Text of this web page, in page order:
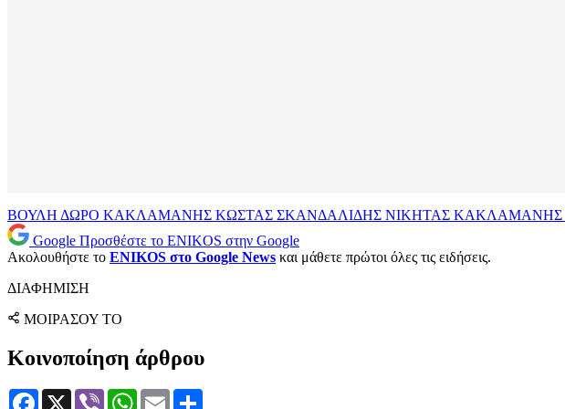
ΒΟΥΛΗ ΔΩΡΟ ΚΑΚΛΑΜΑΝΗΣ ΚΩΣΤΑΣ ΣΚΑΝΔΑΛΙΔΗΣ ΝΙΚΗΤΑΣ ΚΑΚΛΑΜΑΝΗΣ
Google Προσθέστε το ENIKOS στην Google
Ακολουθήστε το ENIKOS στο Google News και μάθετε πρώτοι όλες τις ειδήσεις.
ΔΙΑΦΗΜΙΣΗ
ΜΟΙΡΑΣΟΥ ΤΟ
Κοινοποίηση άρθρου
Facebook
X Viber WhatsApp
Email